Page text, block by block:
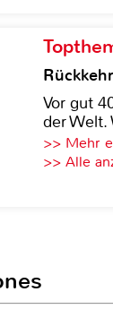
Vor gut
der Welt.
>> Mehr
>> Alle